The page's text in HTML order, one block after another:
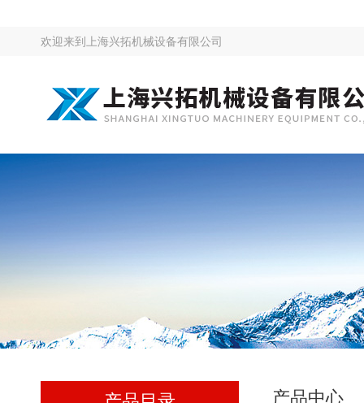
欢迎来到 上海兴拓机械设备有限公司
产品中心